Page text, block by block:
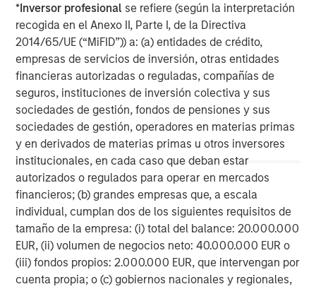
*Inversor profesional se refiere (según la interpretación
recogida en el Anexo II, Parte I, de la Directiva
2014/65/UE (“MiFID”)) a: (a) entidades de crédito,
empresas de servicios de inversión, otras entidades
financieras autorizadas o reguladas, compañías de
seguros, instituciones de inversión colectiva y sus
sociedades de gestión, fondos de pensiones y sus
sociedades de gestión, operadores en materias primas
y en derivados de materias primas u otros inversores
institucionales, en cada caso que deban estar
autorizados o regulados para operar en mercados
financieros; (b) grandes empresas que, a escala
individual, cumplan dos de los siguientes requisitos de
tamaño de la empresa: (i) total del balance: 20.000.000
EUR, (ii) volumen de negocios neto: 40.000.000 EUR o
(iii) fondos propios: 2.000.000 EUR, que intervengan por
cuenta propia; o (c) gobiernos nacionales y regionales,
corporations, governments, institutions and individuals.
For further information about Morgan Stanley, please visit
www.morganstanley.com .
Morgan Stanley Infrastructure Partners
Morgan Stanley Infrastructure Partners invests in a
diverse range of infrastructure assets predominantly
located in OECD countries. The team seeks to create
value through active asset management and operational
improvements.
MSIM Spokesperson